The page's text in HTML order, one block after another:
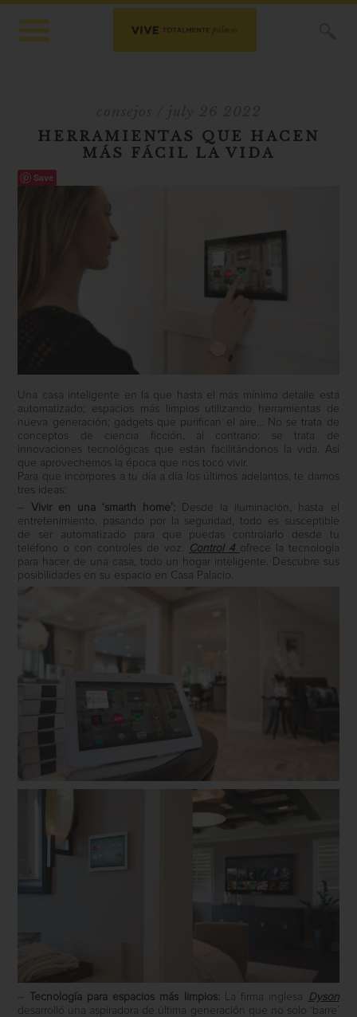
HERRAMIENTAS QUE HACEN
MÁS FÁCIL LA VIDA
Save
Una casa inteligente en la que hasta el más mínimo detalle está
automatizado; espacios más limpios utilizando herramientas de
nueva generación; gadgets que purifican el aire… No se trata de
conceptos de ciencia ficción, al contrario: se trata de
innovaciones tecnológicas que están facilitándonos la vida. Así
que aprovechemos la época que nos tocó vivir.
Para que incorpores a tu día a día los últimos adelantos, te damos
tres ideas:
–
Vivir en una ‘smarth home’:
Desde la iluminación, hasta el
entretenimiento, pasando por la seguridad, todo es susceptible
de ser automatizado para que puedas controlarlo desde tu
teléfono o con controles de voz.
Control 4 ofrece la tecnología
para hacer de una casa, todo un hogar inteligente. Descubre sus
posibilidades en su espacio en Casa Palacio.
– Tecnología para espacios más limpios: La firma inglesa Dyson
desarrolló una aspiradora de última generación que no solo ‘barre’